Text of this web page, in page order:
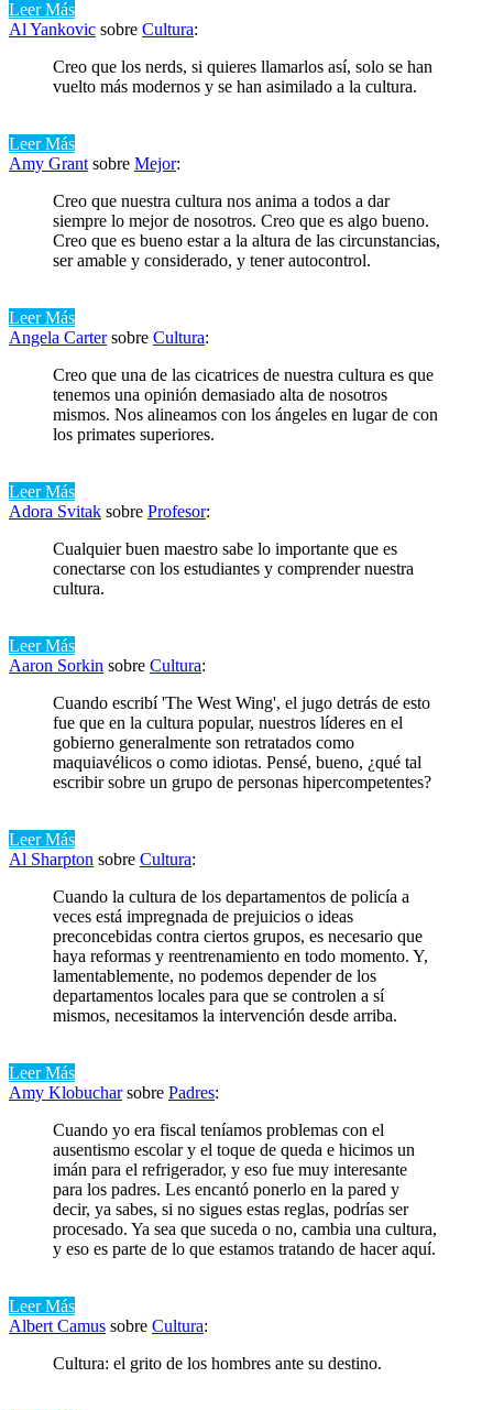
Leer Más
Al Yankovic sobre Cultura:
Creo que los nerds, si quieres llamarlos así, solo se han
vuelto más modernos y se han asimilado a la cultura.
Leer Más
Amy Grant sobre Mejor:
Creo que nuestra cultura nos anima a todos a dar
siempre lo mejor de nosotros. Creo que es algo bueno.
Creo que es bueno estar a la altura de las circunstancias,
ser amable y considerado, y tener autocontrol.
Leer Más
Angela Cartersobre Cultura:
Creo que una de las cicatrices de nuestra cultura es que
tenemos una opinión demasiado alta de nosotros
mismos. Nos alineamos con los ángeles en lugar de con
los primates superiores.
Leer Más
Adora Svitak sobre Profesor:
Cualquier buen maestro sabe lo importante que es
conectarse con los estudiantes y comprender nuestra
cultura.
Leer Más
Aaron Sorkin sobre Cultura:
Cuando escribí 'The West Wing', el jugo detrás de esto
fue que en la cultura popular, nuestros líderes en el
gobierno generalmente son retratados como
maquiavélicos o como idiotas. Pensé, bueno, ¿qué tal
escribir sobre un grupo de personas hipercompetentes?
Leer Más
Al Sharpton sobre Cultura:
Cuando la cultura de los departamentos de policía a
veces está impregnada de prejuicios o ideas
preconcebidas contra ciertos grupos, es necesario que
haya reformas y reentrenamiento en todo momento. Y,
lamentablemente, no podemos depender de los
departamentos locales para que se controlen a sí
mismos, necesitamos la intervención desde arriba.
Leer Más
Amy Klobucharsobre Padres:
Cuando yo era fiscal teníamos problemas con el
ausentismo escolar y el toque de queda e hicimos un
imán para el refrigerador, y eso fue muy interesante
para los padres. Les encantó ponerlo en la pared y
decir, ya sabes, si no sigues estas reglas, podrías ser
procesado. Ya sea que suceda o no, cambia una cultura,
y eso es parte de lo que estamos tratando de hacer aquí.
Leer Más
Albert Camus sobre Cultura:
Cultura: el grito de los hombres ante su destino.